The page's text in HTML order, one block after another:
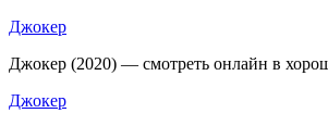
Джокер
Джокер (2020) — смотреть онлайн в
Джокер